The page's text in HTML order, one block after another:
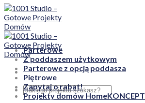
Parterowe
Z poddaszem użytkowym
Parterowe z opcją poddasza
Piętrowe
Zapytaj o rabat!
Projekty domów HomeKONCEPT